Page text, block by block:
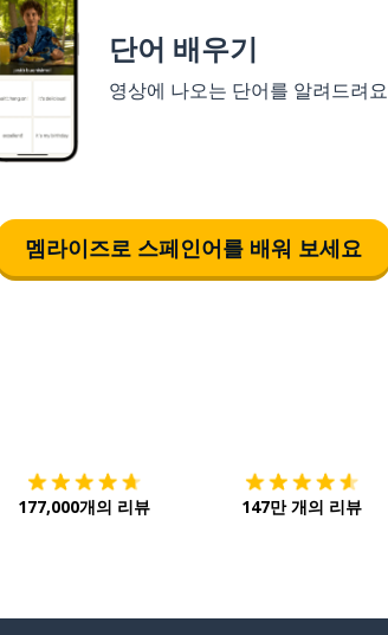
단어 배우기
영상에 나오는 단어를 알려드려요
멤라이즈로 스페인어를 배워 보세요
177,000개의 리뷰 147만 개의 리뷰